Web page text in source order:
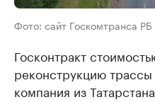
Фото: сайт Госкомтранса РБ
Госконтракт
реконструкцию
компания из